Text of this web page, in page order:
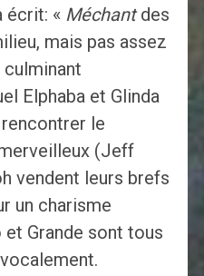
écrit: « Méchantdes
mais pas assez
Elphaba et Glinda
le
(Jeff
vendent leurs brefs
un charisme
Grande sont tous